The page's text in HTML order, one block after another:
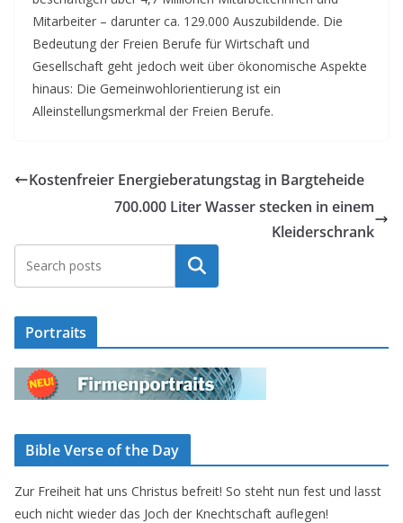
Mitarbeiter – darunter ca. 129.000 Auszubildende. Die
Bedeutung der Freien Berufe für Wirtschaft und
Gesellschaft geht jedoch weit über ökonomische Aspekte
hinaus: Die Gemeinwohlorientierung ist ein
Alleinstellungsmerkmal der Freien Berufe.
Kostenfreier Energieberatungstag in Bargteheide
700.000 Liter Wasser stecken in einem
Kleiderschrank
Suchen
Portraits
Bible Verse of the Day
Zur Freiheit hat uns Christus befreit! So steht nun fest und lasst
euch nicht wieder das Joch der Knechtschaft auflegen!